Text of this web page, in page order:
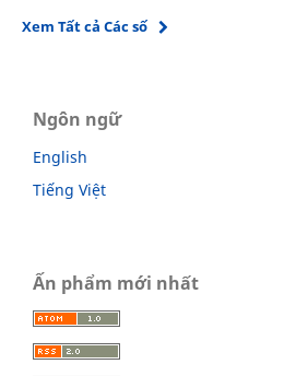
Xem Tất cả Các số
Ngôn ngữ
English
Tiếng Việt
Ấn phẩm mới nhất